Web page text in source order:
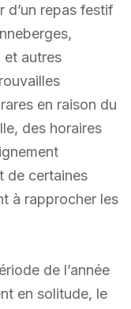
d’un repas festif
et autres
en raison du
des horaires
de certaines
à rapprocher les
de l’année
en solitude, le